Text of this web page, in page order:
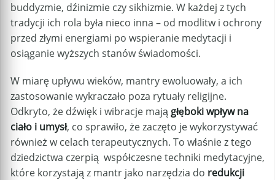
buddyzmie, dźinizmie czy sikhizmie. W każdej z tych
tradycji ich rola była nieco inna – od modlitw i ochrony
przed złymi energiami po wspieranie medytacji i
osiąganie wyższych stanów świadomości.
W miarę upływu wieków, mantry ewoluowały, a ich
zastosowanie wykraczało poza rytuały religijne.
Odkryto, że dźwięk i wibracje mają głęboki wpływ na
ciało i umysł, co sprawiło, że zaczęto je wykorzystywać
również w celach terapeutycznych. To właśnie z tego
dziedzictwa czerpią współczesne techniki medytacyjne,
które korzystają z mantr jako narzędzia do redukcji